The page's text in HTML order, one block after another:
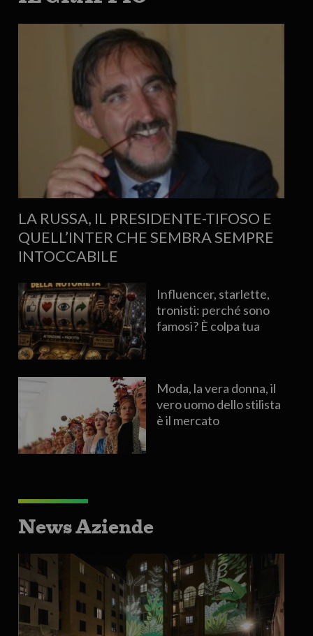
LA RUSSA, IL PRESIDENTE-TIFOSO E
QUELL’INTER CHE SEMBRA SEMPRE
INTOCCABILE
Influencer, starlette,
tronisti: perché sono
famosi? È colpa tua
Moda, la vera donna, il
vero uomo dello stilista
è il mercato
News Aziende